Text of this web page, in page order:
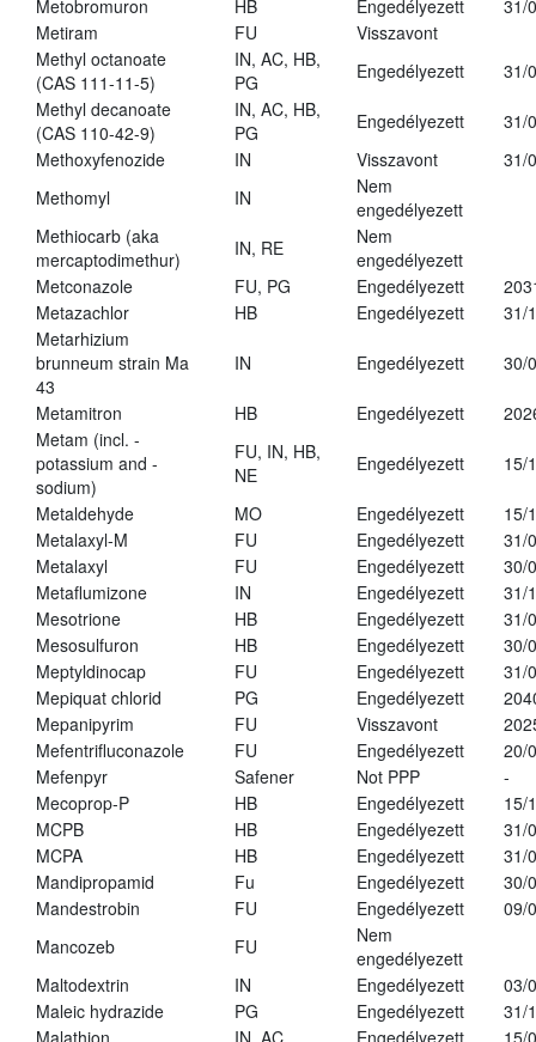
Metobromuron
HB Engedélyezett
31/
Metiram
FU
Visszavont
Methyl octanoate
(CAS 111-11-5)
IN, AC, HB,
PG
Engedélyezett
31/
Methyl decanoate
(CAS 110-42-9)
IN, AC, HB,
PG
Engedélyezett
31/
Methoxyfenozide
IN Visszavont
31/
Methomyl
IN
Nem
engedélyezett
Methiocarb (aka
mercaptodimethur)
IN, RE
Nem
engedélyezett
Metconazole
FU, PG Engedélyezett
Metazachlor
HB Engedélyezett
31/
Metarhizium
brunneum strain Ma
43
IN Engedélyezett 30/
Metamitron HB Engedélyezett
Metam (incl. -
potassium and -
sodium)
FU, IN, HB,
NE
Engedélyezett 15/
Metaldehyde MO Engedélyezett
15/
Metalaxyl-M
FU Engedélyezett
31/
Metalaxyl
FU Engedélyezett
30/
Metaflumizone
IN Engedélyezett
31/
Mesotrione
HB Engedélyezett
31/
Mesosulfuron
HB Engedélyezett
30/
Meptyldinocap
FU Engedélyezett
31/
Mepiquat chlorid
PG Engedélyezett
Mepanipyrim
FU Visszavont
Mefentrifluconazole
FU Engedélyezett
20/
Mefenpyr
Safener Not PPP
-
Mecoprop-P
HB Engedélyezett
15/
MCPB
HB Engedélyezett
31/
MCPA
HB Engedélyezett
31/
Mandipropamid
Fu Engedélyezett
30/
Mandestrobin
FU Engedélyezett
09/
Mancozeb
FU
Nem
engedélyezett
Maltodextrin
IN Engedélyezett
03/
Maleic hydrazide
PG Engedélyezett
31/